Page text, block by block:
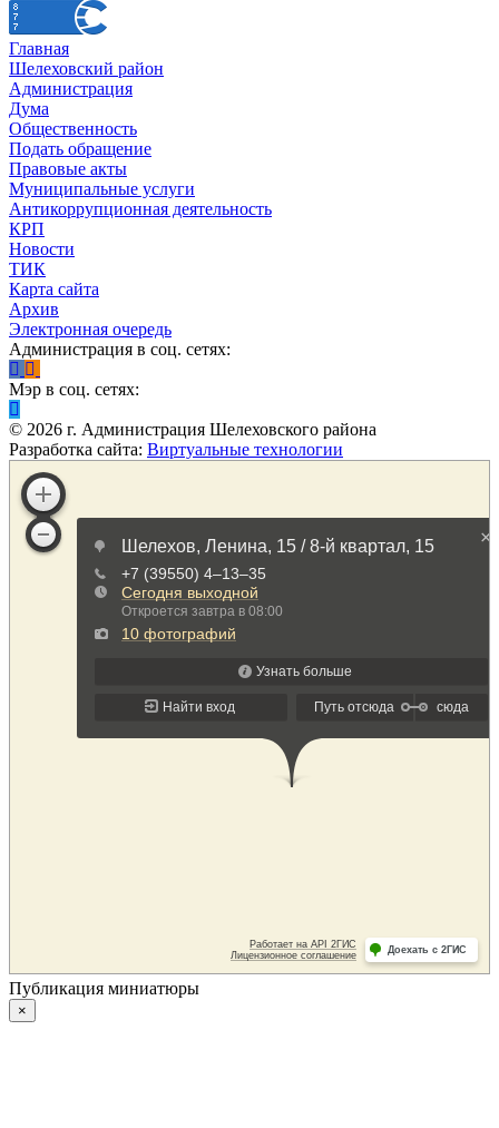
Главная
Шелеховский район
Администрация
Дума
Общественность
Подать обращение
Правовые акты
Муниципальные услуги
Антикоррупционная деятельность
КРП
Новости
ТИК
Карта сайта
Архив
Электронная очередь
Администрация в соц. сетях:
Мэр в соц. сетях:
© 2026 г. Администрация Шелеховского района
Разработка сайта: Виртуальные технологии
Публикация миниатюры
×